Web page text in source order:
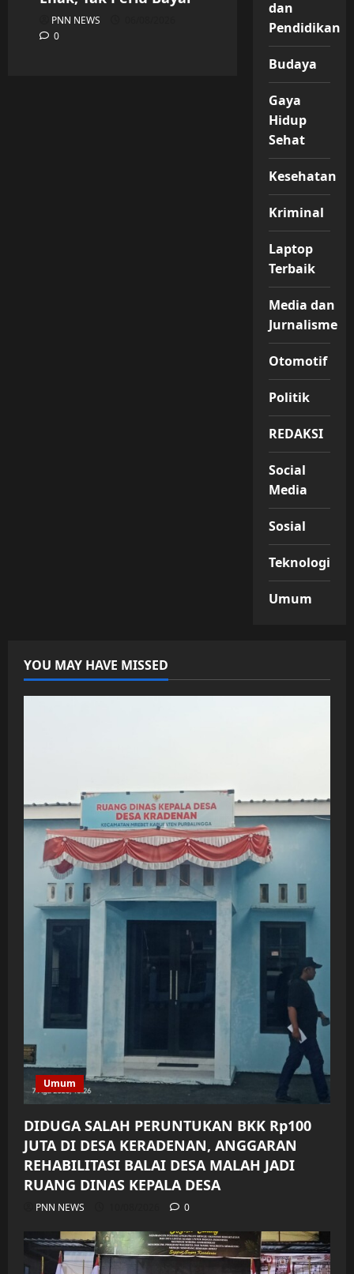
PNN NEWS
0
dan
Pendidikan
Budaya
Gaya
Hidup
Sehat
Kesehatan
Kriminal
Laptop
Terbaik
Media dan
Jurnalisme
Otomotif
Politik
REDAKSI
Social
Media
Sosial
Teknologi
Umum
YOU MAY HAVE MISSED
Umum
DIDUGA SALAH PERUNTUKAN BKK Rp100
JUTA DI DESA KERADENAN, ANGGARAN
REHABILITASI BALAI DESA MALAH JADI
RUANG DINAS KEPALA DESA
PNN NEWS 0